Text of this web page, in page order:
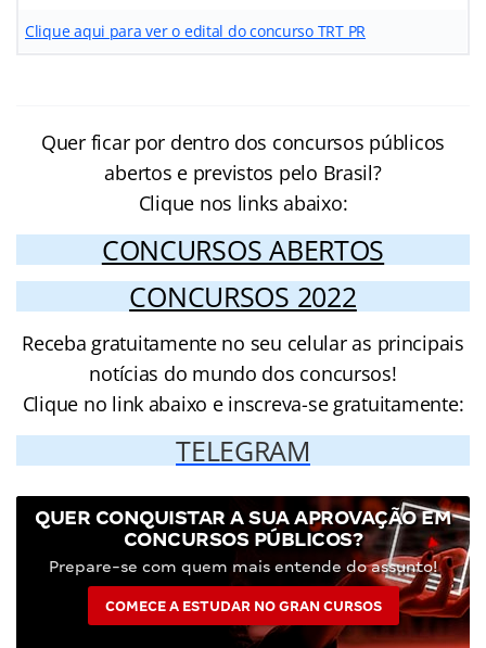
Clique aqui para ver o edital do concurso TRT PR
Quer ficar por dentro dos concursos públicos
abertos e previstos pelo Brasil?
Clique nos links abaixo:
CONCURSOS ABERTOS
CONCURSOS 2022
Receba gratuitamente no seu celular as principais
notícias do mundo dos concursos!
Clique no link abaixo e inscreva-se gratuitamente:
TELEGRAM
QUER CONQUISTAR A SUA APROVAÇÃO EM
CONCURSOS PÚBLICOS?
Prepare-se com quem mais entende do assunto!
COMECE A ESTUDAR NO GRAN CURSOS